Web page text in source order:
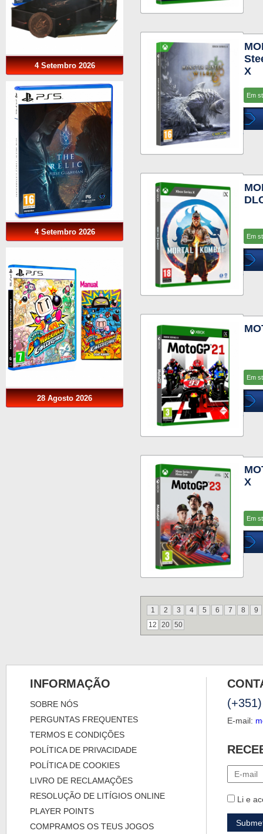
4 Setembro 2026
4 Setembro 2026
28 Agosto 2026
X
Em
Em
Em
X
Em
1 2 3 4 5 6 7 8
9
12
20 50
INFORMAÇÃO
SOBRE NÓS
PERGUNTAS FREQUENTES
TERMOS E CONDIÇÕES
POLÍTICA DE PRIVACIDADE
POLÍTICA DE COOKIES
LIVRO DE RECLAMAÇÕES
RESOLUÇÃO DE LITÍGIOS ONLINE
PLAYER POINTS
COMPRAMOS OS TEUS JOGOS
E-mail:
Li e